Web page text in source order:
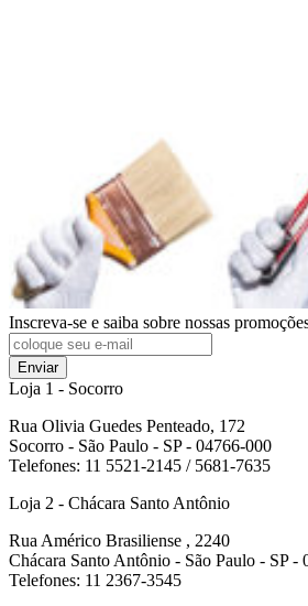
Inscreva-se e saiba sobre nossas
Enviar
Loja 1 - Socorro
Rua Olivia Guedes Penteado, 172
Socorro - São Paulo - SP - 04766-000
Telefones: 11 5521-2145 / 5681-7635
Loja 2 - Chácara Santo Antônio
Rua Américo Brasiliense , 2240
Chácara Santo Antônio - São Paulo - SP -
Telefones: 11 2367-3545